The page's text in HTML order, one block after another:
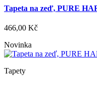
Tapeta na zeď, PURE
466,00 Kč
Novinka
Tapety